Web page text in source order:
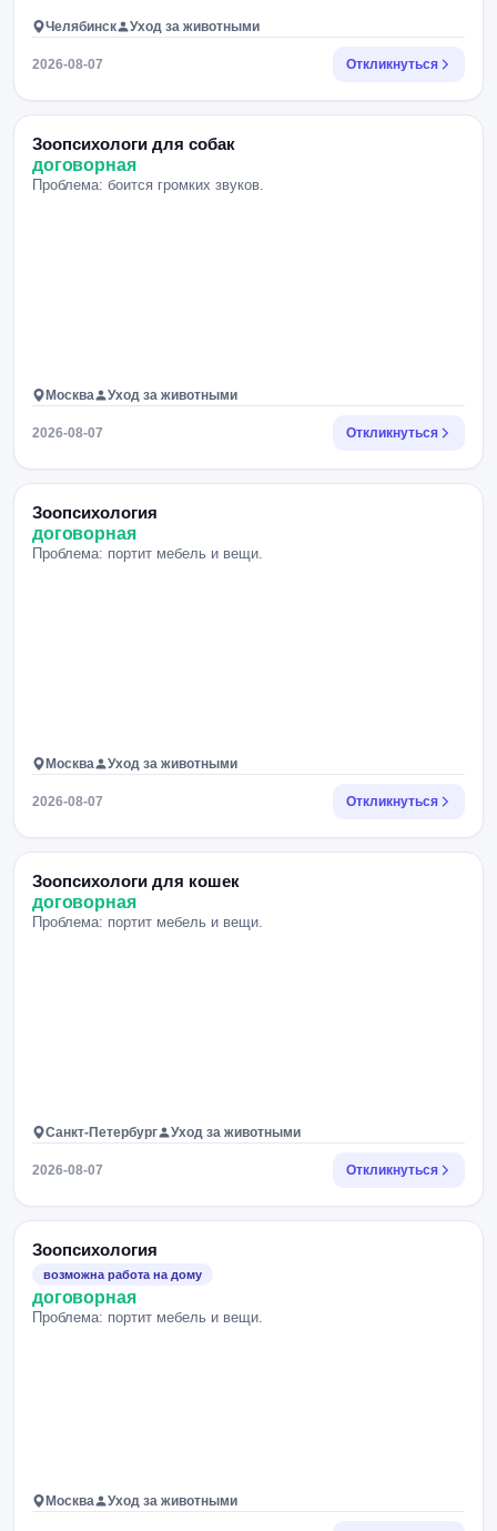
Челябинск Уход за животными
2026-08-07 Откликнуться
Зоопсихологи для собак
договорная
Проблема: боится громких звуков.
Москва Уход за животными
2026-08-07 Откликнуться
Зоопсихология
договорная
Проблема: портит мебель и вещи.
Москва Уход за животными
2026-08-07 Откликнуться
Зоопсихологи для кошек
договорная
Проблема: портит мебель и вещи.
Санкт-Петербург Уход за животными
2026-08-07 Откликнуться
Зоопсихология
возможна работа на дому
договорная
Проблема: портит мебель и вещи.
Москва Уход за животными